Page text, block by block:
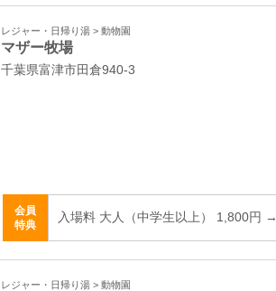
レジャー・日帰り湯 > 動物園
マザー牧場
千葉県富津市田倉940‐3
会員
特典
入場料 大人（中学生以上） 1,800円 →
レジャー・日帰り湯 > 動物園